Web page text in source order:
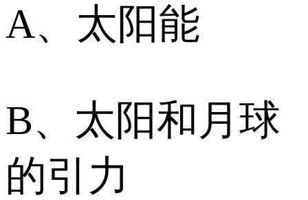
A、太阳能
B、太阳和月球
的引力